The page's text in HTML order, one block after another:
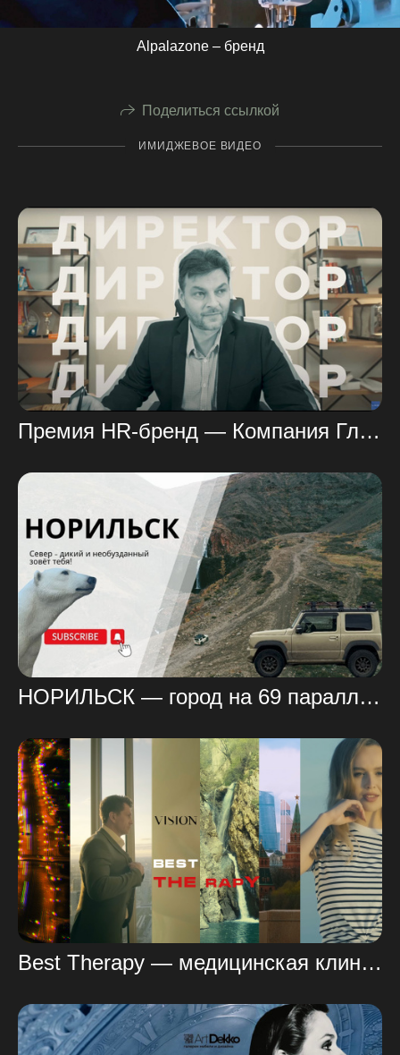
Alpalazone – бренд
Поделиться ссылкой
ИМИДЖЕВОЕ ВИДЕО
Премия HR-бренд — Компания ГлавПро
НОРИЛЬСК — город на 69 параллели! АРКТИЧЕСКИЙ край
Best Therapy — медицинская клиника нового формата.